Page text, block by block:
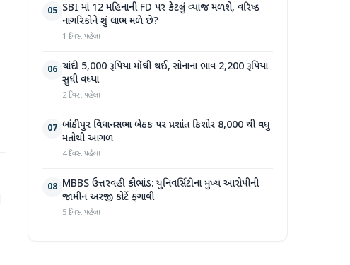
05 SBI માં 12 મહિનાની FD પર કેટલું વ્યાજ મળશે, વરિષ્ઠ
નાગરિકોને શું લાભ મળે છે?
1 દિવસ પહેલા
06 ચાંદી 5,000 રૂપિયા મોંઘી થઈ, સોનાના ભાવ 2,200 રૂપિયા
સુધી વધ્યા
2 દિવસ પહેલા
07 બાંકીપુર વિધાનસભા બેઠક પર પ્રશાંત કિશોર 8,000 થી વધુ
મતોથી આગળ
4 દિવસ પહેલા
08 MBBS ઉત્તરવહી કૌભાંડ: યુનિવર્સિટીના મુખ્ય આરોપીની
જામીન અરજી કોર્ટે ફગાવી
5 દિવસ પહેલા